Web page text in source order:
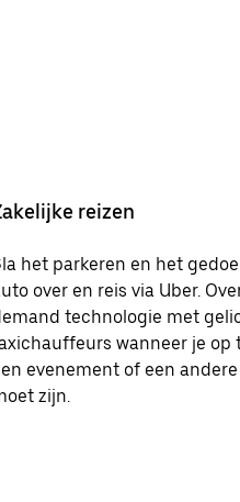
reizen
het parkeren en het
over en reis via Uber.
technologie met
wanneer je op
evenement of een
zijn.